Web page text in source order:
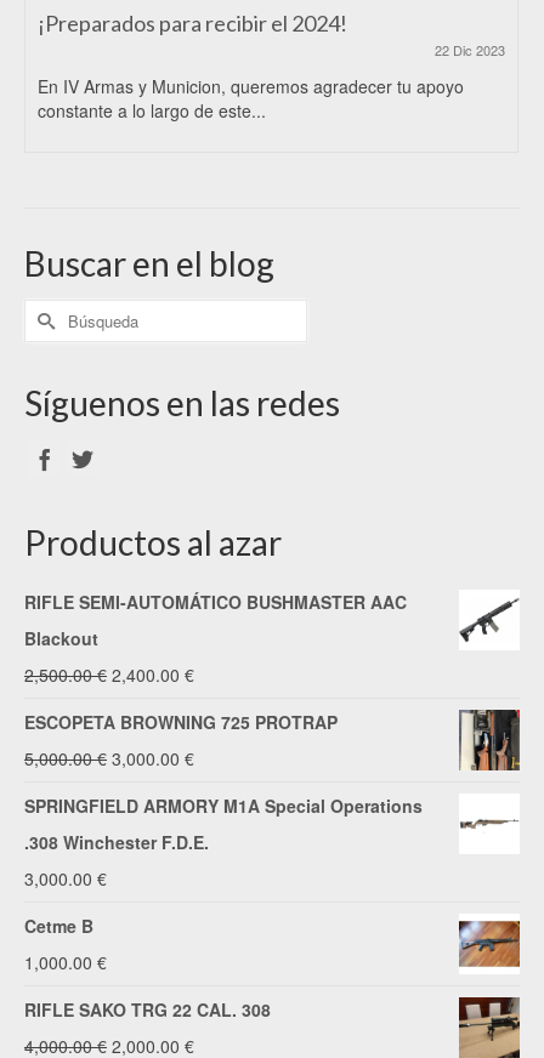
¡Preparados para recibir el 2024!
22 Dic 2023
En IV Armas y Municion, queremos agradecer tu apoyo
constante a lo largo de este...
Buscar en el blog
Síguenos en las redes
Productos al azar
RIFLE SEMI-AUTOMÁTICO BUSHMASTER AAC
Blackout
2,500.00€ El
precio
2,500.00 €.
2,400.00 €El
precio
2,400.00 €.
ESCOPETA BROWNING 725 PROTRAP
5,000.00€ El
precio
original
3,000.00 €El
precio
actual
SPRINGFIELD ARMORY M1A Special Operations
.308 Winchester F.D.E.
3,000.00 €
Cetme B
1,000.00 €
RIFLE SAKO TRG 22 CAL. 308
4,000.00€ El
2,000.00 €El